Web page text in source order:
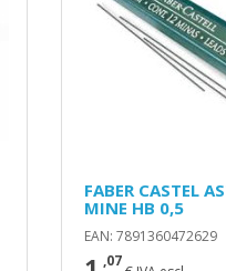
FABER CASTEL
MINE HB 0,5
EAN: 7891360472629
,07